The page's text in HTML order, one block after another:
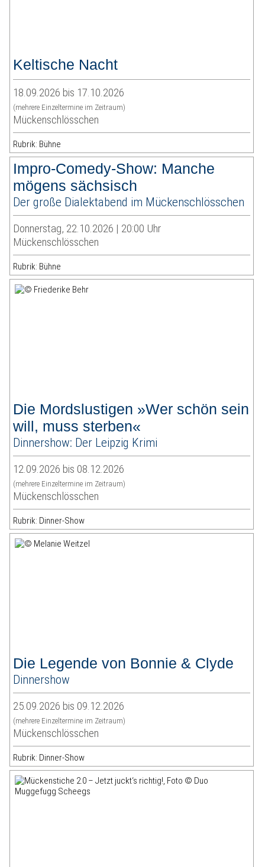
Keltische Nacht
18.09.2026 bis 17.10.2026
(mehrere Einzeltermine im Zeitraum)
Mückenschlösschen
Rubrik: Bühne
Impro-Comedy-Show: Manche
mögens sächsisch
Der große Dialektabend im Mückenschlösschen
Donnerstag, 22.10.2026 | 20:00 Uhr
Mückenschlösschen
Rubrik: Bühne
Die Mordslustigen »Wer schön sein
will, muss sterben«
Dinnershow: Der Leipzig Krimi
12.09.2026 bis 08.12.2026
(mehrere Einzeltermine im Zeitraum)
Mückenschlösschen
Rubrik: Dinner-Show
Die Legende von Bonnie & Clyde
Dinnershow
25.09.2026 bis 09.12.2026
(mehrere Einzeltermine im Zeitraum)
Mückenschlösschen
Rubrik: Dinner-Show